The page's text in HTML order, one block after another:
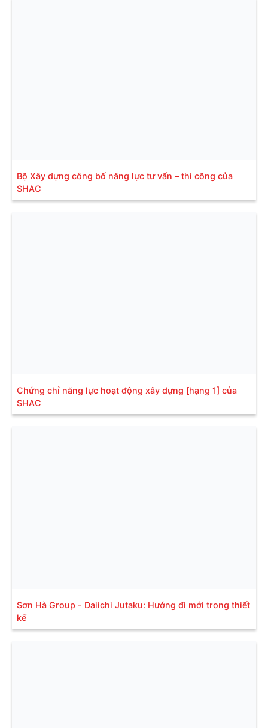
Bộ Xây dựng công bố năng lực tư vấn – thi công của
SHAC
Chứng chỉ năng lực hoạt động xây dựng [hạng 1] của
SHAC
Sơn Hà Group - Daiichi Jutaku: Hướng đi mới trong thiết
kế